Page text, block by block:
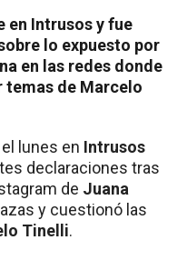
en Intrusos y fue
lo expuesto por
en las redes donde
temas de Marcelo
lunes en Intrusos
declaraciones tras
de Juana
y cuestionó las
Tinelli.